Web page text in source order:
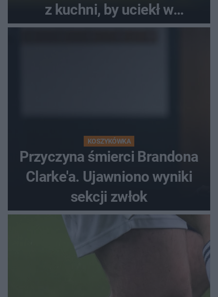
z kuchni, by uciekł w
popłochu
KOSZYKÓWKA
Przyczyna śmierci Brandona
Clarke'a. Ujawniono wyniki
sekcji zwłok